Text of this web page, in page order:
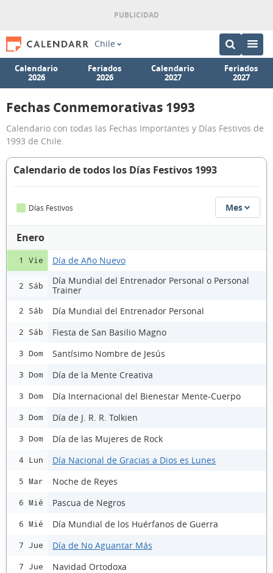
Chile
Calendario
2026
Feriados
2026
Calendario
2027
Feriados
2027
Fechas Conmemorativas 1993
Calendario con todas las Fechas Importantes y Días Festivos de
1993 de Chile.
Calendario de todos los Días Festivos 1993
Días Festivos Mes
Enero
1 Vie Día de Año Nuevo
2 Sáb
Día Mundial del Entrenador Personal o Personal
Trainer
2 Sáb Día Mundial del Entrenador Personal
2 Sáb Fiesta de San Basilio Magno
3 Dom Santísimo Nombre de Jesús
3 Dom Día de la Mente Creativa
3 Dom Día Internacional del Bienestar Mente-Cuerpo
3 Dom Día de J. R. R. Tolkien
3 Dom Día de las Mujeres de Rock
4 Lun Día Nacional de Gracias a Dios es Lunes
5 Mar Noche de Reyes
6 Mié Pascua de Negros
6 Mié Día Mundial de los Huérfanos de Guerra
7 Jue Día de No Aguantar Más
7 Jue Navidad Ortodoxa